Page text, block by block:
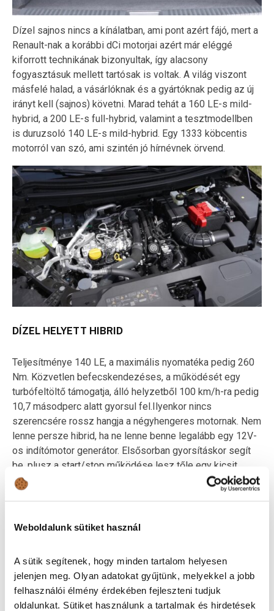
Weboldalunk sütiket használ
A sütik segítenek, hogy minden tartalom helyesen
jelenjen meg. Olyan adatokat gyűjtünk, melyekkel a jobb
felhasználói élmény érdekében fejleszteni tudjuk
oldalunkat. Sütiket használunk a tartalmak és hirdetések
Dízel sajnos nincs a kínálatban, ami pont azért fájó, mert a
Renault-nak a korábbi dCi motorjai azért már eléggé
kiforrott technikának bizonyultak, így alacsony
fogyasztásuk mellett tartósak is voltak. A világ viszont
másfelé halad, a vásárlóknak és a gyártóknak pedig az új
irányt kell (sajnos) követni. Marad tehát a 160 LE-s mild-
hybrid, a 200 LE-s full-hybrid, valamint a tesztmodellben
is duruzsoló 140 LE-s mild-hybrid. Egy 1333 köbcentis
motorról van szó, ami szintén jó hírnévnek örvend.
DÍZEL HELYETT HIBRID
Teljesítménye 140 LE, a maximális nyomatéka pedig 260
Nm. Közvetlen befecskendezéses, a működését egy
turbófeltöltő támogatja, álló helyzetből 100 km/h-ra pedig
10,7 másodperc alatt gyorsul fel.Ilyenkor nincs
szerencsére rossz hangja a négyhengeres motornak. Nem
lenne persze hibrid, ha ne lenne benne legalább egy 12V-
os indítómotor generátor. Elsősorban gyorsításkor segít
be, plusz a start/stop működése lesz tőle egy kicsit
finomabb. Ó, igen, és van részecskeszűrő is, bár a
benzinmotoroknál kevésbé áll fel tőle a szőr az ember